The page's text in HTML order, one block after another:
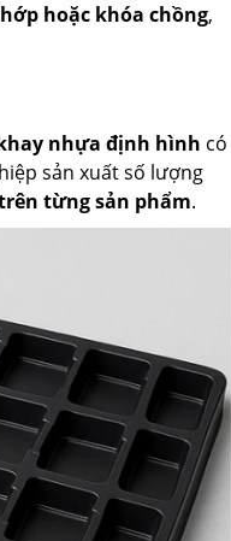
hoặc khóa chồng,
nhựa định hình có
sản xuất số lượng
từng sản phẩm.